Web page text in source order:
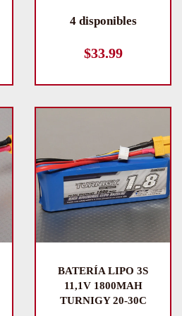
4 disponibles
$33.99
BATERÍA LIPO 3S
11,1V 1800MAH
TURNIGY 20-30C